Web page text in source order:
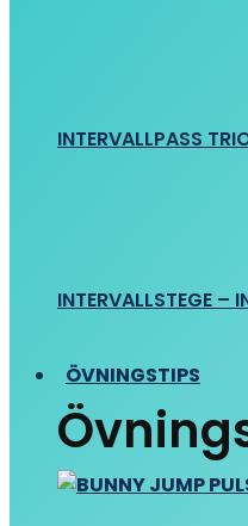
INTERVALLPASS
INTERVALLSTEGE –
ÖVNINGSTIPS